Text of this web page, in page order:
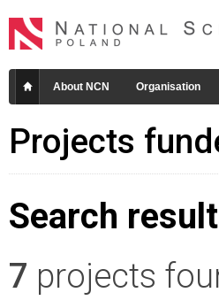
About NCN Organisation
Projects
Search
7 projects